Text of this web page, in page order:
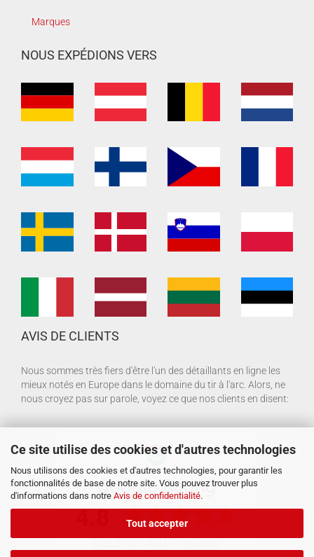
Ce site utilise des cookies et d'autres technologies
Nous utilisons des cookies et d'autres technologies, pour garantir les
fonctionnalités de base de notre site. Vous pouvez trouver plus
d'informations dans notre Avis de confidentialité.
Tout accepter
Marques
NOUS EXPÉDIONS VERS
AVIS DE CLIENTS
Nous sommes très fiers d'être l'un des détaillants en ligne les
mieux notés en Europe dans le domaine du tir à l'arc. Alors, ne
nous croyez pas sur parole, voyez ce que nos clients en disent: